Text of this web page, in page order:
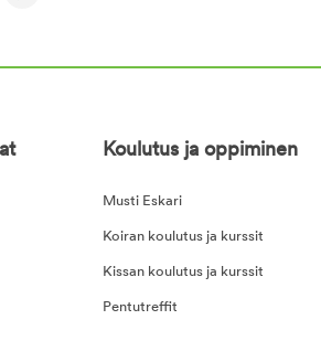
Koulutus ja oppiminen
Musti Eskari
Koiran koulutus ja kurssit
Kissan koulutus ja kurssit
Pentutreffit